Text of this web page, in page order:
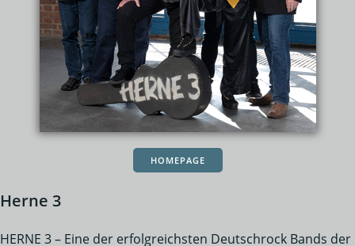
HOMEPAGE
Herne 3
HERNE 3 – Eine der erfolgreichsten Deutschrock Bands der